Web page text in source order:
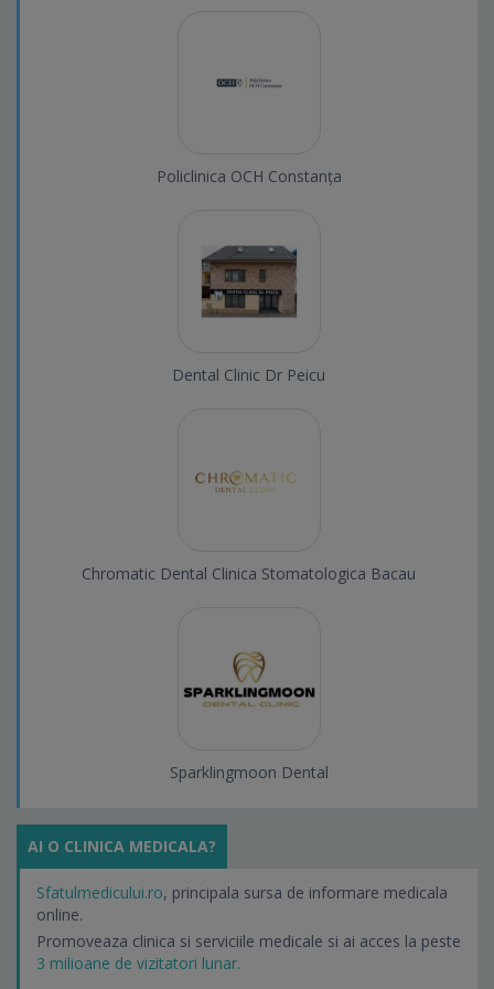
Policlinica OCH Constanța
Dental Clinic Dr Peicu
Chromatic Dental Clinica Stomatologica Bacau
Sparklingmoon Dental
AI O CLINICA MEDICALA?
Sfatulmedicului.ro, principala sursa de informare medicala
online.
Promoveaza clinica si serviciile medicale si ai acces la peste
3 milioane de vizitatori lunar.